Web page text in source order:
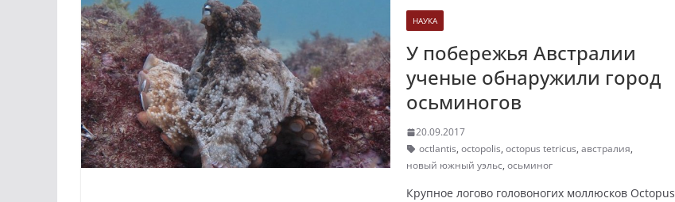
НАУКА
У побережья Австралии
ученые обнаружили город
осьминогов
20.09.2017
octlantis, octopolis, octopus tetricus, австралия,
новый южный уэльс, осьминог
Крупное логово головоногих моллюсков Octopus